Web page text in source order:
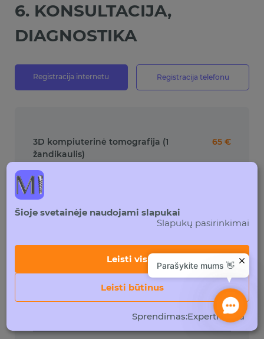
6. KONSULTACIJA,
DIAGNOSTIKA
Registracija internetu Registracija telefonu
3D kompiuterinė tomografija (1
žandikaulis)
65 €
3D kompiuterinė tomografija (abu
žandikauliai)
(segmentas du/trys dantys)
80 €
15 €
Contact
Us
Parašykite mums 👋
Šioje svetainėje naudojami slapukai
Slapukų pasirinkimai
Leisti būtinus
Leisti visus
Sprendimas:Expertmedia